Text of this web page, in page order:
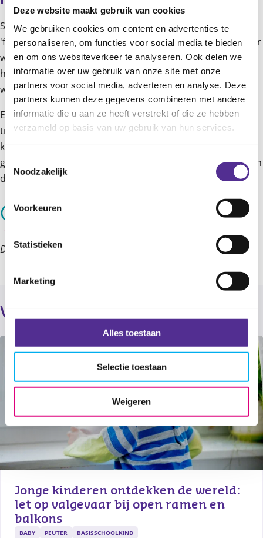
Deze website maakt gebruik van cookies
We gebruiken cookies om content en advertenties te
personaliseren, om functies voor social media te bieden
en om ons websiteverkeer te analyseren. Ook delen we
informatie over uw gebruik van onze site met onze
partners voor social media, adverteren en analyse. Deze
partners kunnen deze gegevens combineren met andere
informatie die u aan ze heeft verstrekt of die ze hebben
verzameld op basis van uw gebruik van hun services.
Toestemmingsselectie
Noodzakelijk
Voorkeuren
Statistieken
Marketing
Alles toestaan
Selectie toestaan
Weigeren
Steeds meer kinderdagverblijven stappen over op een
'feestbeleid'. Hierbij trakteren kinderen niet, maar wordt er
wel feest gevierd. Misschien is dat wennen voor je en lijkt
het minder leuk voor je kind. Maar wees gerust: je kind
wordt wel in het zonnetje gezet!
Een voordeel is dat er geen discussies meer zijn over de
traktaties. Ouders hebben geen stress meer over het
kopen of maken van een traktatie. En kinderen hoeven
geen traktatie meer te weigeren als ze die niet kunnen eten
door de regels van hun geloof of door hun allergie.
Deze informatie is afkomstig uit de
Verder lezen
Jonge kinderen ontdekken de wereld:
let op valgevaar bij open ramen en
balkons
BABY PEUTER BASISSCHOOLKIND